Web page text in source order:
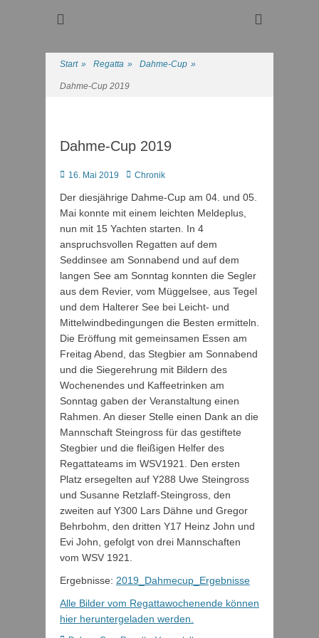
Wassersport-Verein
Regattasport und Wasserwandern - Freizeit mit der ganzen
Start » Regatta » Dahme-Cup »
Dahme-Cup 2019
Dahme-Cup 2019
Posted
16. Mai 2019 AutorChronik
Der diesjährige Dahme-Cup am 04. und 05.
Mai konnte mit einem leichten Meldeplus,
nun mit 15 Yachten starten. In 4
anspruchsvollen Regatten auf dem
Seddinsee am Sonnabend und auf dem
langen See am Sonntag konnten die Segler
aus dem Revier, vom Müggelsee, aus Tegel
und dem Halterer See bei Leicht- und
Mittelwindbedingungen die Besten ermitteln.
Die Eröffung mit gemeinsamen Essen am
Freitag Abend, das Stegbier am Sonnabend
und die Siegerehrung mit Bildern des
Wochenendes und Kaffeetrinken am
Sonntag gaben der Veranstaltung einen
Rahmen. An dieser Stelle einen Dank an die
Mannschaft Steingross für das gestiftete
Stegbier und die fleißigen Helfer des
Regattateams im WSV1921. Den ersten
Platz ersegelten auf Y288 Uwe Steingross
und Susanne Retzlaff-Steingross, den
zweiten auf Y300 Lars Dähne und Gregor
Behrbohm, den dritten Y17 Heinz John und
Evi John, gefolgt von drei Mannschaften
vom WSV 1921.
Ergebnisse: 2019_Dahmecup_Ergebnisse
Alle Bilder vom Regattawochenende können
hier heruntergeladen werden.